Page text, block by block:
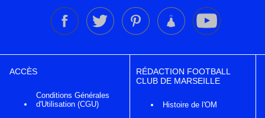
ACCÈS
Conditions Générales
d'Utilisation (CGU)
RÉDACTION FOOTBALL
CLUB DE MARSEILLE
Histoire de l'OM